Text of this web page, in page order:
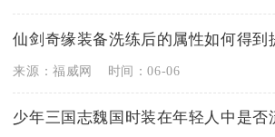
仙剑奇缘装备洗练后的属性如何得到
来源：福威网 时间：06-06
少年三国志魏国时装在年轻人中是否